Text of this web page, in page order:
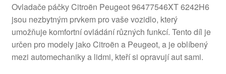
Ovladače páčky Citroën Peugeot 96477546XT 6242H6
jsou nezbytným prvkem pro vaše vozidlo, který
umožňuje komfortní ovládání různých funkcí. Tento díl je
určen pro modely jako Citroën a Peugeot, a je oblíbený
mezi automechaniky a lidmi, kteří si opravují aut sami.